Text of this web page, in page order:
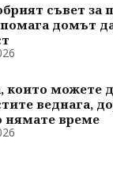
съвет за
домът
които можете
веднага,
нямате време